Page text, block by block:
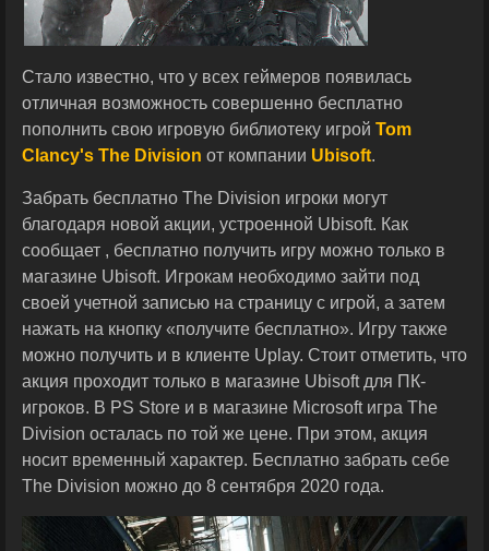
Стало известно, что у всех геймеров появилась
отличная возможность совершенно бесплатно
пополнить свою игровую библиотеку игрой Tom
Clancy's The Division от компании Ubisoft.
Забрать бесплатно The Division игроки могут
благодаря новой акции, устроенной Ubisoft. Как
сообщает , бесплатно получить игру можно только в
магазине Ubisoft. Игрокам необходимо зайти под
своей учетной записью на страницу с игрой, а затем
нажать на кнопку «получите бесплатно». Игру также
можно получить и в клиенте Uplay. Стоит отметить, что
акция проходит только в магазине Ubisoft для ПК-
игроков. В PS Store и в магазине Microsoft игра The
Division осталась по той же цене. При этом, акция
носит временный характер. Бесплатно забрать себе
The Division можно до 8 сентября 2020 года.